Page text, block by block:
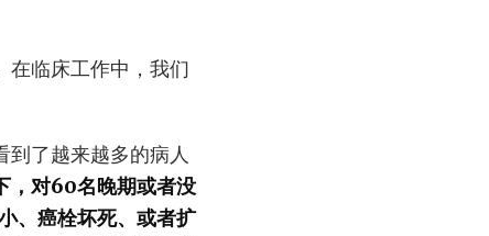
在临床工作中，我们
了越来越多的病人
，对60名晚期或者没
、癌栓坏死、或者扩